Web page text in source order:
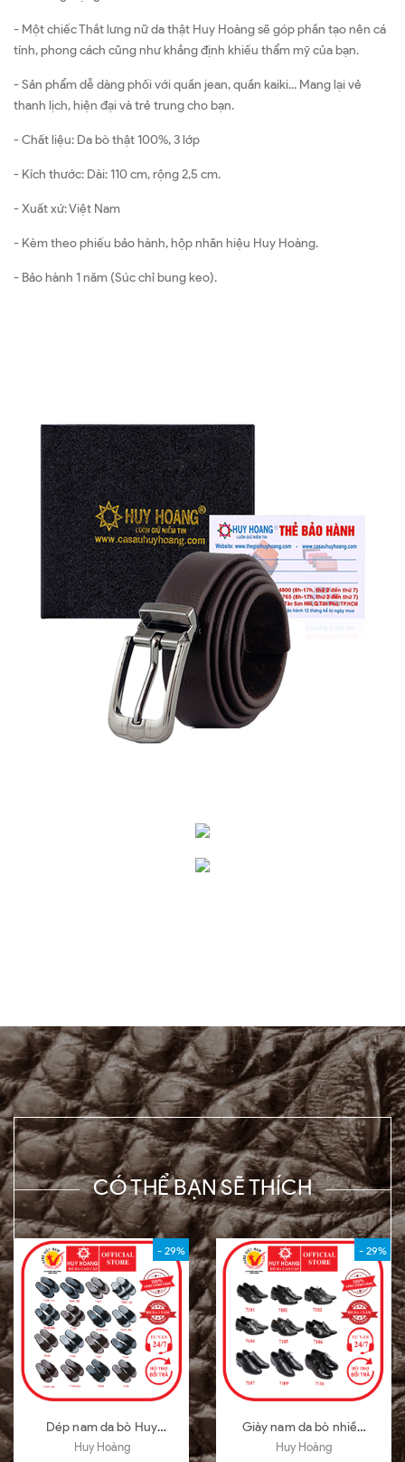
- Một chiếc Thắt lưng nữ da thật Huy Hoàng sẽ góp phần tạo nên cá
tính, phong cách cũng như khẳng định khiếu thẩm mỹ của bạn.
- Sản phẩm dễ dàng phối với quần jean, quần kaiki... Mang lại vẻ
thanh lịch, hiện đại và trẻ trung cho bạn.
- Chất liệu: Da bò thật 100%, 3 lớp
- Kích thước: Dài: 110 cm, rộng 2,5 cm.
- Xuất xứ: Việt Nam
- Kèm theo phiếu bảo hành, hộp nhãn hiệu Huy Hoàng.
- Bảo hành 1 năm (Súc chỉ bung keo).
CÓ THỂ BẠN SẼ THÍCH
- 29%
Dép nam da bò Huy
Hoàng nhiều loại nhiều
Huy Hoàng
- 29%
Giày nam da bò nhiều
loại màu đen HD7101-
Huy Hoàng